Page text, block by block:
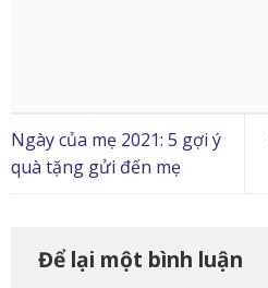
Ngày của mẹ 2021: 5 gợi ý
quà tặng gửi đến mẹ
Để lại một bình luận